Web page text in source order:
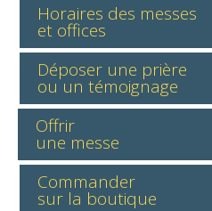
Horaires des messes
et offices
Déposer une prière
ou un témoignage
Offrir
une messe
Commander
sur la boutique